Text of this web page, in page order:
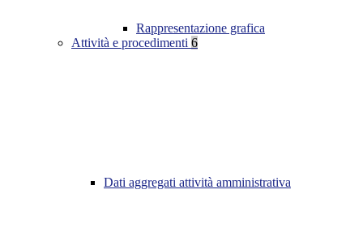
Rappresentazione grafica
Attività e procedimenti 6
Dati aggregati attività amministrativa